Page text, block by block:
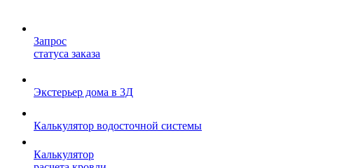
Запрос
статуса заказа
Экстерьер дома в 3Д
Калькулятор водосточной системы
Калькулятор